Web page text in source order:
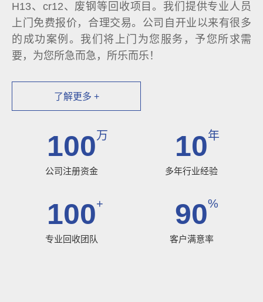
H13、cr12、废钢等回收项目。我们提供专业人员
上门免费报价，合理交易。公司自开业以来有很多
的成功案例。我们将上门为您服务，予您所求需
要，为您所急而急，所乐而乐！
了解更多 +
100万
公司注册资金
10年
多年行业经验
100+
专业回收团队
90%
客户满意率